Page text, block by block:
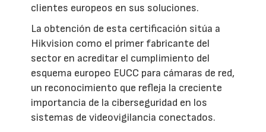
clientes europeos en sus soluciones.
La obtención de esta certificación sitúa a
Hikvision como el primer fabricante del
sector en acreditar el cumplimiento del
esquema europeo EUCC para cámaras de red,
un reconocimiento que refleja la creciente
importancia de la ciberseguridad en los
sistemas de videovigilancia conectados.